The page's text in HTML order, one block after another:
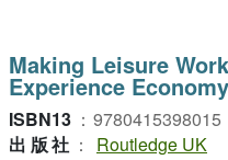
Making Leisure
Experience Economy
ISBN13 ： 9780415398015
出版社 ：
Routledge UK